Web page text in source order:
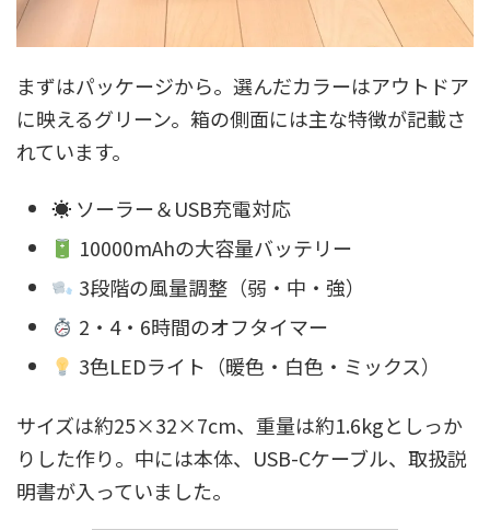
まずはパッケージから。選んだカラーはアウトドア
に映えるグリーン。箱の側面には主な特徴が記載さ
れています。
☀ ソーラー＆USB充電対応
10000mAhの大容量バッテリー
3段階の風量調整（弱・中・強）
2・4・6時間のオフタイマー
3色LEDライト（暖色・白色・ミックス）
サイズは約25×32×7cm、重量は約1.6kgとしっか
りした作り。中には本体、USB-Cケーブル、取扱説
明書が入っていました。